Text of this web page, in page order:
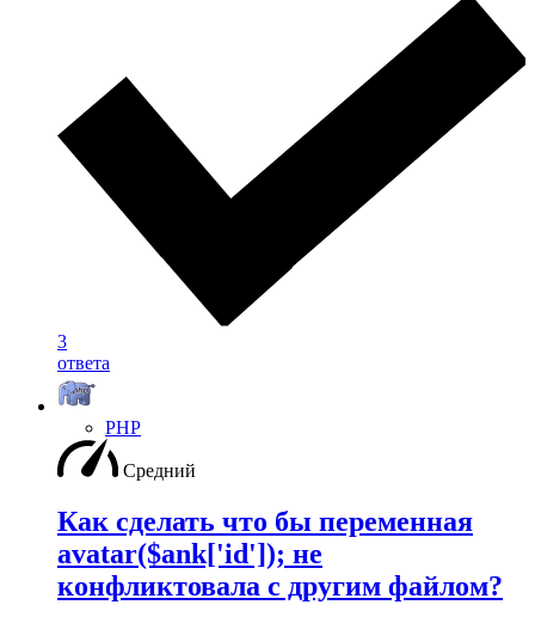
3
ответа
PHP
Средний
Как сделать что бы переменная
avatar($ank['id']); не
конфликтовала с другим файлом?